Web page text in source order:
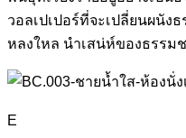
วอลเปเปอร์ที่จะเปลี่ยนผนัง
หลงใหล นำเสน่ห์ของธรรม
E